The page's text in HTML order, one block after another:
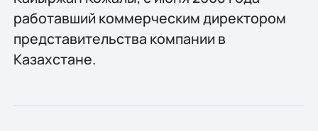
работавший коммерческим директором
представительства компании в
Казахстане.